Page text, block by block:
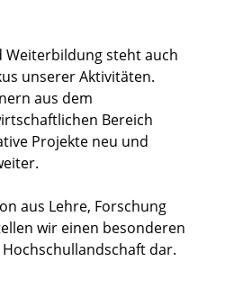
Weiterbildung steht auch
unserer Aktivitäten.
aus dem
Bereich
Projekte neu und
aus Lehre, Forschung
wir einen besonderen
dar.